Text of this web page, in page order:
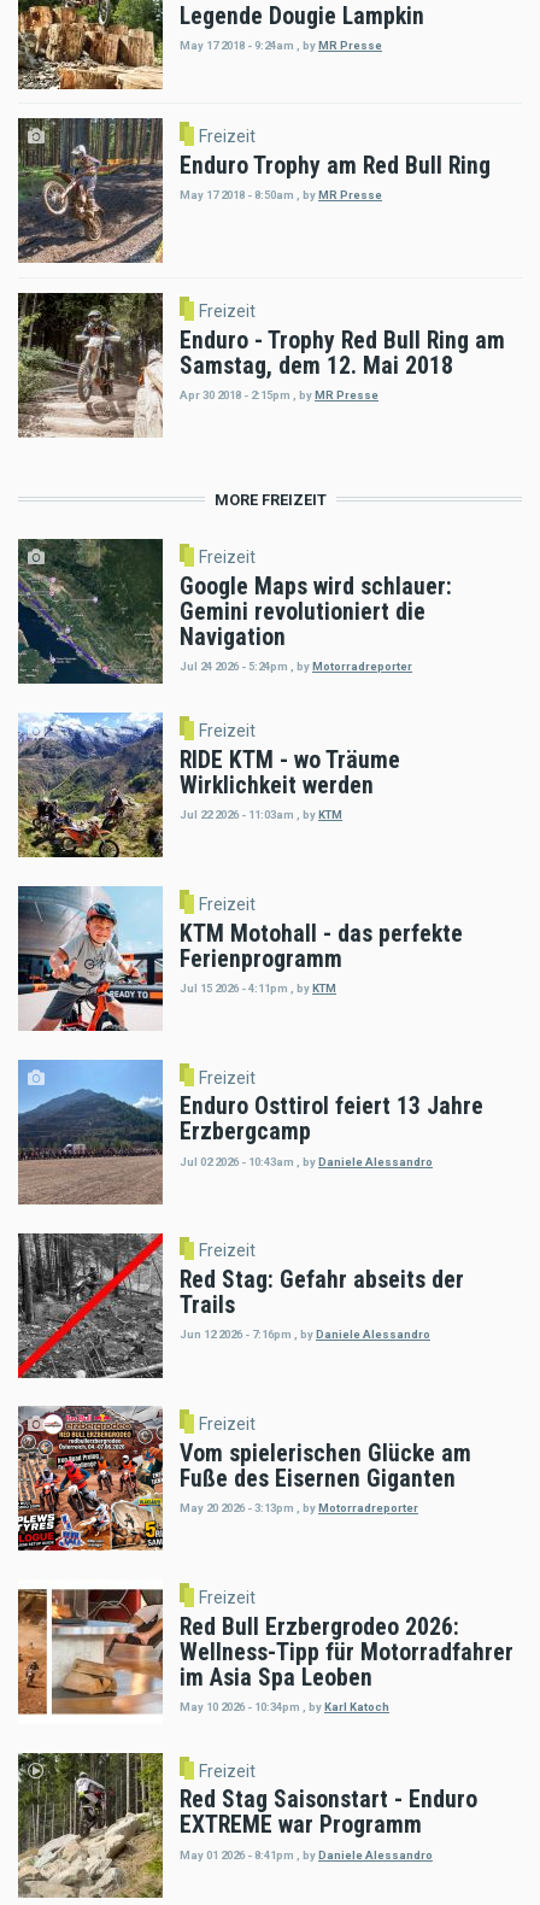
Legende Dougie Lampkin
May 17 2018 - 9:24am , by MR Presse
Freizeit
Enduro Trophy am Red Bull Ring
May 17 2018 - 8:50am byMR Presse
Freizeit
Enduro - Trophy Red Bull Ring am
Samstag, dem 12. Mai 2018
Apr 30 2018 - 2:15pm byMR Presse
MORE FREIZEIT
Freizeit
Google Maps wird schlauer:
Gemini revolutioniert die
Navigation
Jul 24 2026 - 5:24pm , byMotorradreporter
Freizeit
RIDE KTM - wo Träume
Wirklichkeit werden
Jul 22 2026 - 11:03am byKTM
Freizeit
KTM Motohall - das perfekte
Ferienprogramm
Jul 15 2026 - 4:11pm byKTM
Freizeit
Enduro Osttirol feiert 13 Jahre
Erzbergcamp
Jul 02 2026 - 10:43am byDaniele Alessandro
Freizeit
Red Stag: Gefahr abseits der
Trails
Jun 12 2026 - 7:16pm , by Daniele Alessandro
Freizeit
Vom spielerischen Glücke am
Fuße des Eisernen Giganten
May 20 2026 - 3:13pm byMotorradreporter
Freizeit
Red Bull Erzbergrodeo 2026:
Wellness-Tipp für Motorradfahrer
im Asia Spa Leoben
May 10 2026 - 10:34pm byKarl Katoch
Freizeit
Red Stag Saisonstart - Enduro
EXTREME war Programm
May 01 2026 - 8:41pm byDaniele Alessandro